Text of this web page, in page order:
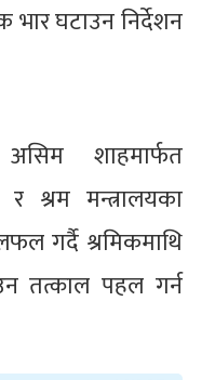
घटाउन निर्देशन
शाहमार्फत
र श्रम मन्त्रालयका
गर्दै श्रमिकमाथि
तत्काल पहल गर्न